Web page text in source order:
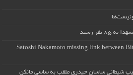
نفر رسید
Satoshi Nakamoto missing link between
شیطانی ساسان حیدری ملقب به ساسی مانکن